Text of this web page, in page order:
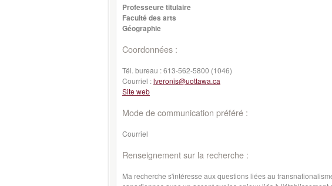
Professeure titulaire
Faculté des arts
Géographie
Coordonnées :
Tél. bureau :613-562-5800 (1046)
Courriel :lveronis@uottawa.ca
Site web
Mode de communication préféré :
Courriel
Renseignement sur la recherche :
Ma recherche s'intéresse aux questions liées au